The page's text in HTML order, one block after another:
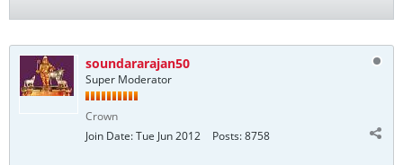
soundararajan50
Super Moderator
Crown
Join Date:Tue Jun 2012 Posts:8758